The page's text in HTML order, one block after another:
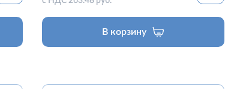
В корзину